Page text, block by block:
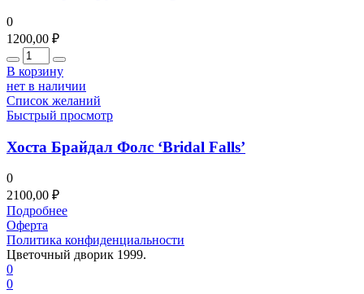
0
1200,00 ₽
Количество
В корзину
нет в наличии
Список желаний
Быстрый просмотр
Хоста Брайдал Фолс ‘Bridal Falls’
0
2100,00 ₽
Подробнее
Оферта
Политика конфиденциальности
Цветочный дворик 1999.
0
0